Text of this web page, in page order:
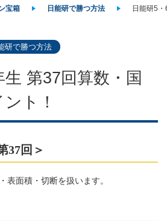
宝箱 日能研で勝つ方法 日能研5
研で勝つ方法
生 第37回算数・国
ト！
回＞
表面積・切断を扱います。